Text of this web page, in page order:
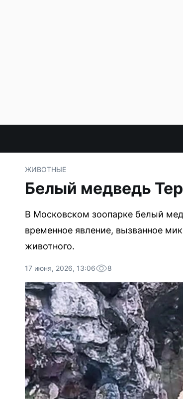
ЖИВОТНЫЕ
Белый медведь
В Московском зоопарке белый
временное явление, вызванное
животного.
17 июня, 2026, 13:06 8